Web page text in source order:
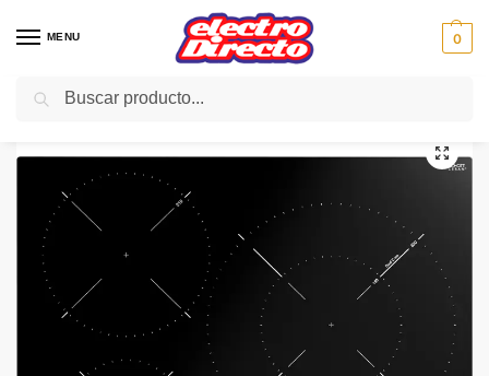
MENU 0
Inicio Gama blanca Encimeras